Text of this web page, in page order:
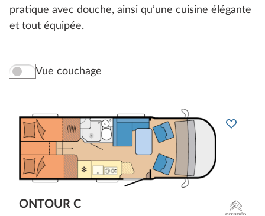
pratique avec douche, ainsi qu’une cuisine élégante
et tout équipée.
Vue couchage
ONTOUR C